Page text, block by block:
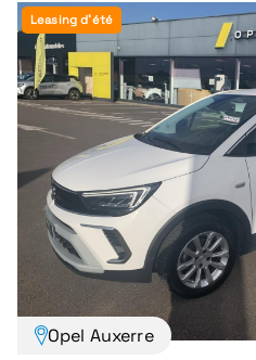
Leasing d'été
Opel Auxerre